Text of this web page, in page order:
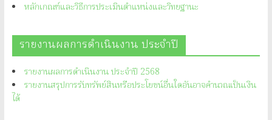
หลักเกณฑ์และวิธีการประเมินตำแหน่งและวิทยฐานะ
รายงานผลการดำเนินงาน ประจำปี
รายงานผลการดำเนินงาน ประจำปี 2568
รายงานสรุปการรับทรัพย์สินหรือประโยชน์อื่นใดอันอาจคำนวณเป็นเงิน
ได้